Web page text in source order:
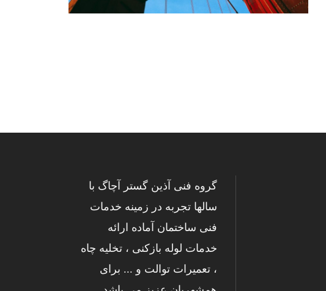
گروه فنی آذین گستر آچاگ با
سالها تجربه در زمینه خدمات
فنی ساختمان آماده ارائه
خدمات لوله بازکنی ، تخلیه چاه
، تعمیرات توالت و ... برای